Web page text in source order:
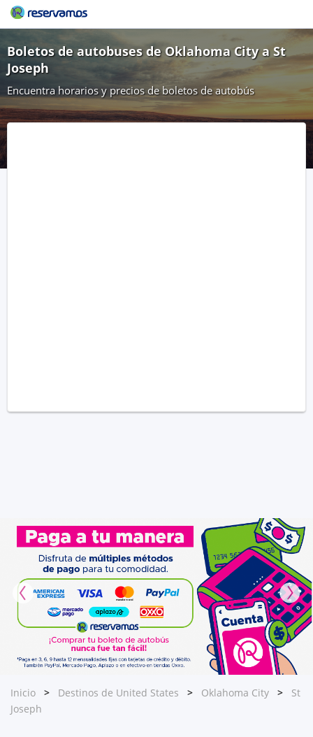
Boletos de autobuses de Oklahoma City a St
Joseph
Encuentra horarios y precios de boletos de autobús
Inicio Destinos de United States Oklahoma City
St
Joseph